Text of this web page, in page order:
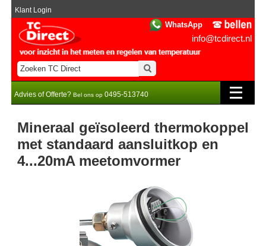
WhatsApp
info@tcdirect.nl
Klant Login
Advies of Offerte? Bel ons op 0495-513740
Mineraal geïsoleerd thermokoppel
met standaard aansluitkop en
4...20mA meetomvormer